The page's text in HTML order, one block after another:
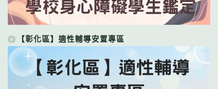
【彰化區】適性輔導安置專區